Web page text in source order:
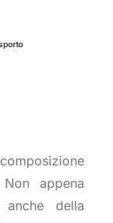
appena
della